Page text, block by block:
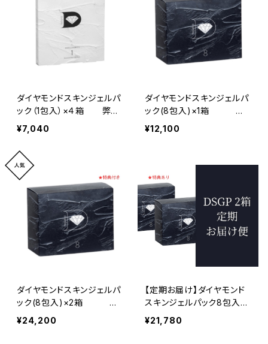
ダイヤモンドスキンジェルパ
ック（1包入）×４箱 弊社
オリジナル｜琉球粘土×炭
酸ガスパック
¥7,040
ダイヤモンドスキンジェルパ
ック(8包入)×1箱
弊社オリジナル｜琉球粘土
×炭酸ガスパック
¥12,100
ダイヤモンドスキンジェルパ
ック(8包入)×2箱
弊社オリジナル｜琉球粘土
×炭酸ガスパック
¥24,200
【定期お届け】ダイヤモンド
スキンジェルパック8包入×
2箱 弊社オリジナル｜琉
球粘土×炭酸ガスパック
¥21,780